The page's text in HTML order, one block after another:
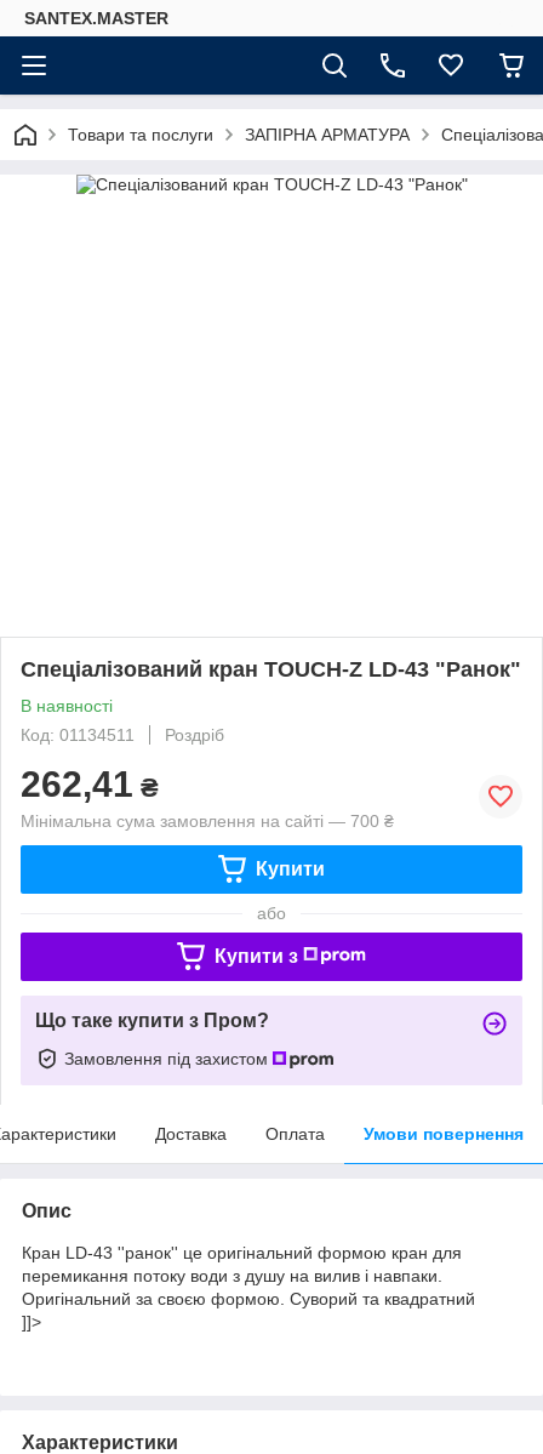
SANTEX.MASTER
Товари та послуги ЗАПІРНА АРМАТУРА
Спеціалізований кран TOUCH-Z LD-43 "Ранок"
В наявності
Код: 01134511
Роздріб
262,41 ₴
Мінімальна сума замовлення на сайті — 700 ₴
Купити
або
Купити з
Що таке купити з Пром?
Замовлення під захистом
Доставка Оплата Умови повернення
Опис
Кран LD-43 ''ранок'' це оригінальний формою кран для
перемикання потоку води з душу на вилив і навпаки.
Оригінальний за своєю формою. Суворий та квадратний
]]>
Характеристики